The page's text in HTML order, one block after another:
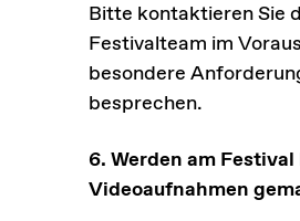
Bitte kontaktieren Sie
Festivalteam im
besondere
besprechen.
6. Werden am
Videoaufnahmen